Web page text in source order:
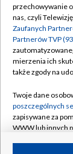
Abonament
Emisja w
Centrum
Naziemna
Rada
System NOS
Informacje o
przechowywanie
nas, czyli
Zaufanych
Partnerów TVP
mierzenia ich
także zgody na
Twoje dane
poszczególnych
zapisywane za
WWW lub innych